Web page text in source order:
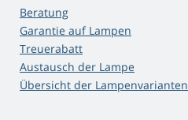
Beratung
Garantie auf Lampen
Treuerabatt
Austausch der Lampe
Übersicht der Lampenvarianten